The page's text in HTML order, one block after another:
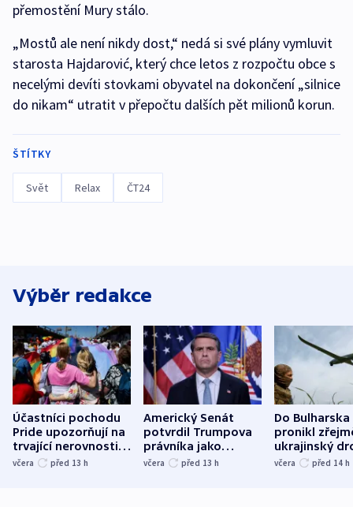
přemostění Mury stálo.
„Mostů ale není nikdy dost,“ nedá si své plány vymluvit
starosta Hajdarović, který chce letos z rozpočtu obce s
necelými devíti stovkami obyvatel na dokončení „silnice
do nikam“ utratit v přepočtu dalších pět milionů korun.
ŠTÍTKY
Svět Relax ČT24
Výběr redakce
Účastníci pochodu
Pride upozorňují na
trvající nerovnosti i
společenskou
včera před 13 h
Americký Senát
potvrdil Trumpova
právníka jako
ministra
včera před 13 h
Do Bulharska
pronikl
ukrajinský
explodoval
včera před 14 h